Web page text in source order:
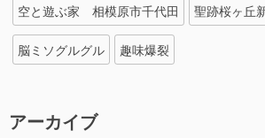
空と遊ぶ家 相模原市千代田 聖跡桜ヶ丘
脳ミソグルグル 趣味爆裂
アーカイブ